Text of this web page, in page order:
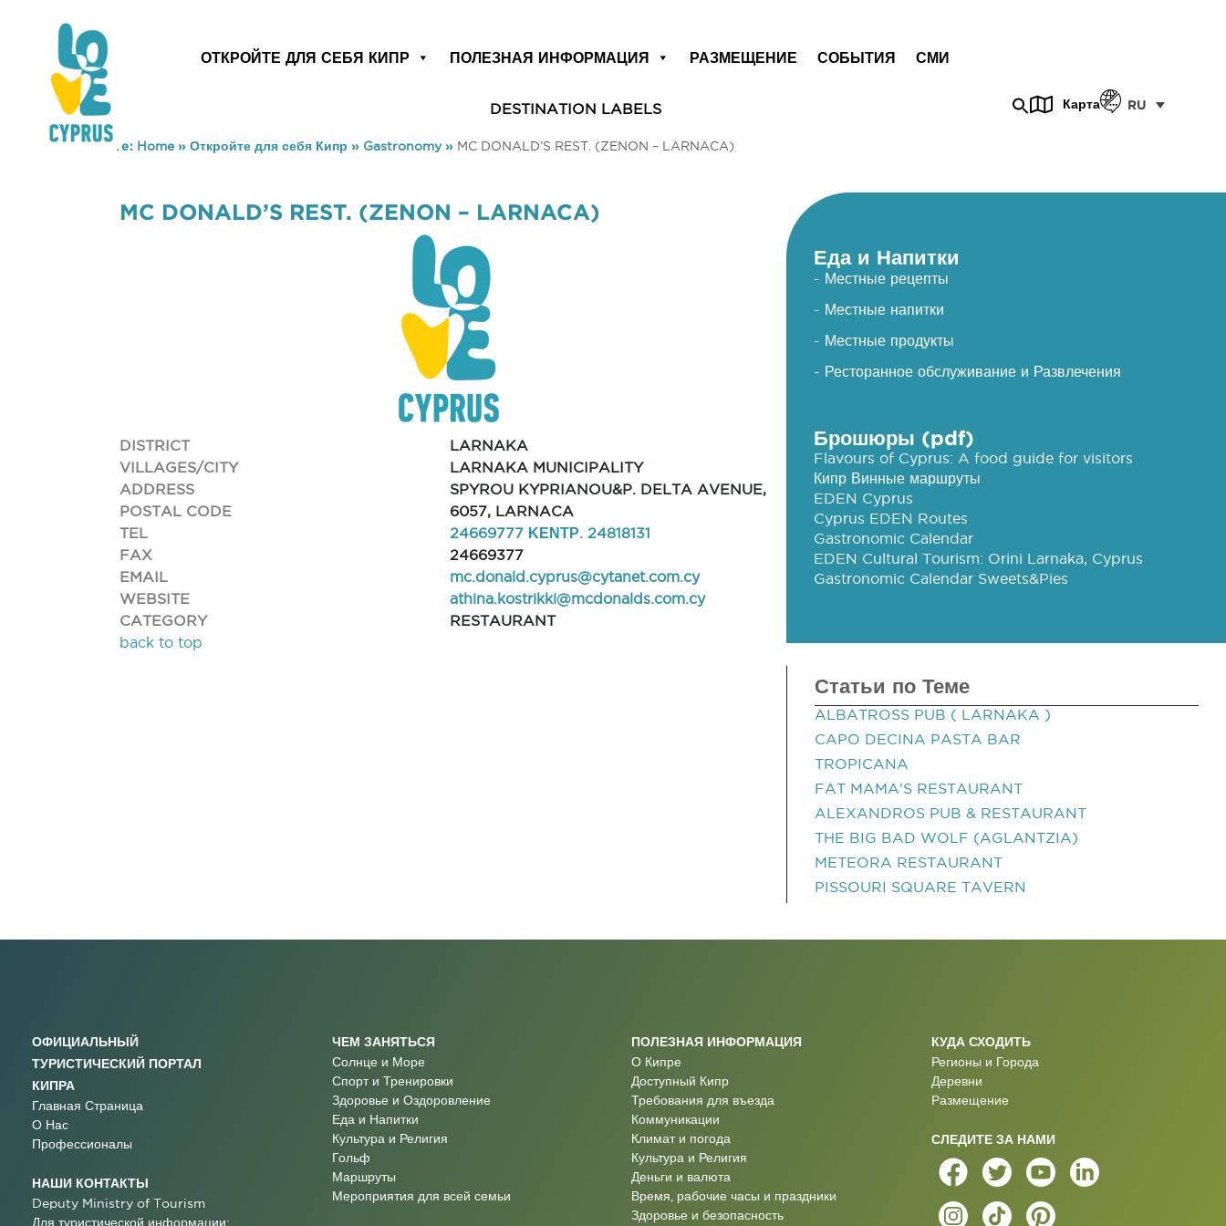
ОТКРОЙТЕ ДЛЯ СЕБЯ КИПР ПОЛЕЗНАЯ ИНФОРМАЦИЯ РАЗМЕЩЕНИЕ СОБЫТИЯ СМИ
DESTINATION LABELS Карта RU
You are here: Home» Откройте для себя Кипр » Gastronomy» MC DONALD’S REST. (ZENON – LARNACA)
MC DONALD’S REST. (ZENON – LARNACA)
DISTRICT
LARNAKA
VILLAGES/CITY
LARNAKA MUNICIPALITY
ADDRESS
SPYROU KYPRIANOU&P. DELTA AVENUE,
POSTAL CODE
6057, LARNACA
TEL
24669777 ΚΕΝΤΡ. 24818131
FAX
24669377
EMAIL
mc.donald.cyprus@cytanet.com.cy
WEBSITE
athina.kostrikki@mcdonalds.com.cy
CATEGORY
RESTAURANT
back to top
Еда и Напитки
- Местные рецепты
- Местные напитки
- Местные продукты
- Ресторанное обслуживание и Развлечения
Брошюры (pdf)
Flavours of Cyprus: A food guide for visitors
Кипр Винные маршруты
EDEN Cyprus
Cyprus EDEN Routes
Gastronomic Calendar
EDEN Cultural Tourism: Orini Larnaka, Cyprus
Gastronomic Calendar Sweets&Pies
Статьи по Теме
ALBATROSS PUB ( LARNAKA )
CAPO DECINA PASTA BAR
TROPICANA
FAT MAMA'S RESTAURANT
ALEXANDROS PUB & RESTAURANT
THE BIG BAD WOLF (AGLANTZIA)
METEORA RESTAURANT
PISSOURI SQUARE TAVERN
ОФИЦИАЛЬНЫЙ
ТУРИСТИЧЕСКИЙ ПОРТАЛ
КИПРА
Главная Страница
О Нас
Профессионалы
НАШИ КОНТАКТЫ
Deputy Ministry of Tourism
Для туристической информации:
ЧЕМ ЗАНЯТЬСЯ
Солнце и Море
Спорт и Тренировки
Здоровье и Оздоровление
Еда и Напитки
Культура и Религия
Гольф
Маршруты
Мероприятия для всей семьи
ПОЛЕЗНАЯ ИНФОРМАЦИЯ
О Кипре
Доступный Кипр
Требования для въезда
Коммуникации
Климат и погода
Культура и Религия
Деньги и валюта
Время, рабочие часы и праздники
Здоровье и безопасность
КУДА СХОДИТЬ
Регионы и Города
Деревни
Размещение
СЛЕДИТЕ ЗА НАМИ